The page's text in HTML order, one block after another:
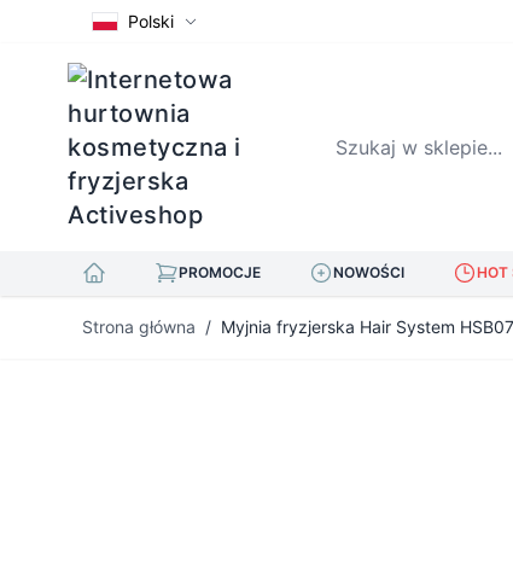
Polski
Szukaj w sklepie...
PROMOCJE NOWOŚCI HOT
Strona główna / Myjnia fryzjerska Hair System